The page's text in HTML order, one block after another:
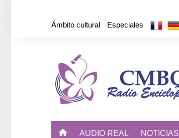
Ámbito cultural Especiales
AUDIO REAL NOTICIAS